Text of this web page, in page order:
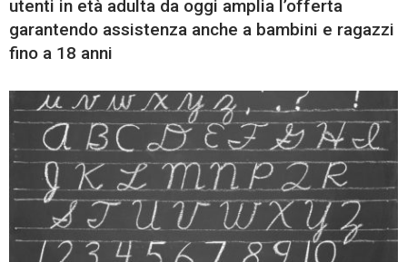
utenti in età adulta da oggi amplia l’offerta
garantendo assistenza anche a bambini e ragazzi
fino a 18 anni